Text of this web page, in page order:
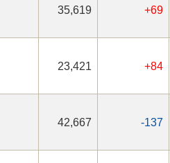
35,619 +69
23,421 +84
42,667 -137